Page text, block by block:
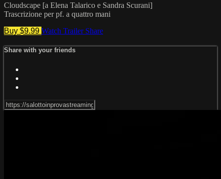
Cloudscape [a Elena Talarico e Sandra Scurani]
Trascrizione per pf. a quattro mani
Buy $9.99 Watch Trailer Share
Share with your friends